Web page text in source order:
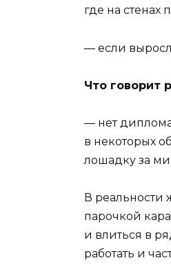
где на
— если
Что говорит
— нет диплома
в некоторых
лошадку за
В реальности
парочкой
и влиться в
работать и